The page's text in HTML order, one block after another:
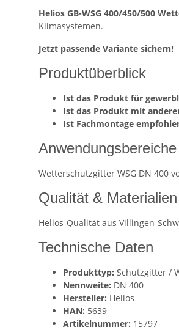
Helios GB-WSG 400/450/500
Klimasystemen.
Jetzt passende Variante sichern!
Produktüberblick
Ist das Produkt für
Ist das Produkt mit
Ist Fachmontage
Anwendungsbereiche
Wetterschutzgitter WSG DN 400
Qualität & Materialien
Helios-Qualität aus Villingen-
Technische Daten
Produkttyp: Schutzgitter /
Nennweite: DN 400
Hersteller: Helios
HAN: 5639
Artikelnummer: 15797